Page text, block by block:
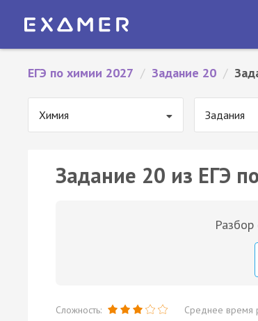
ЕГЭ по химии 2027 / Задание 20 /
Химия Задания
Задание 20 из ЕГЭ
Разбор
Сложность: Среднее время